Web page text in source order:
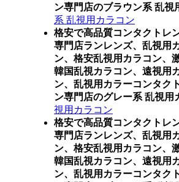
ン専門店のブラウン系 乱視
系 乱視用カラコン
格安で高品質コンタクトレ
専門店ランレンズ、乱視用
ン、格安乱視用カラコン、
韓国乱視カラコン、遠視用
ン、乱視用カラーコンタク
ン専門店のグレー系 乱視用
視用カラコン
格安で高品質コンタクトレ
専門店ランレンズ、乱視用
ン、格安乱視用カラコン、
韓国乱視カラコン、遠視用
ン、乱視用カラーコンタク